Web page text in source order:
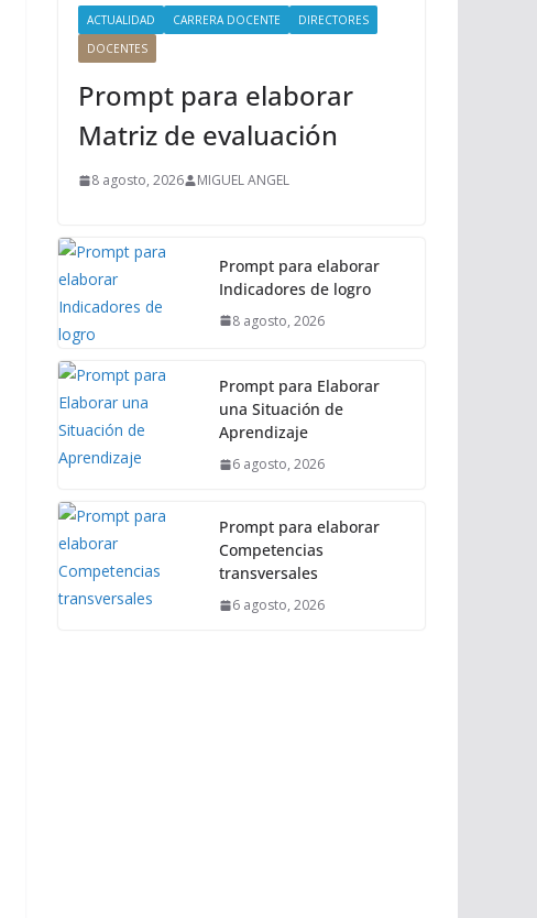
ACTUALIDAD CARRERA DOCENTE
DIRECTORES
DOCENTES
Prompt para elaborar
Matriz de evaluación
8 agosto, 2026 MIGUEL ANGEL
Prompt para elaborar
Indicadores de logro
8 agosto, 2026
Prompt para Elaborar
una Situación de
Aprendizaje
6 agosto, 2026
Prompt para elaborar
Competencias
transversales
6 agosto, 2026